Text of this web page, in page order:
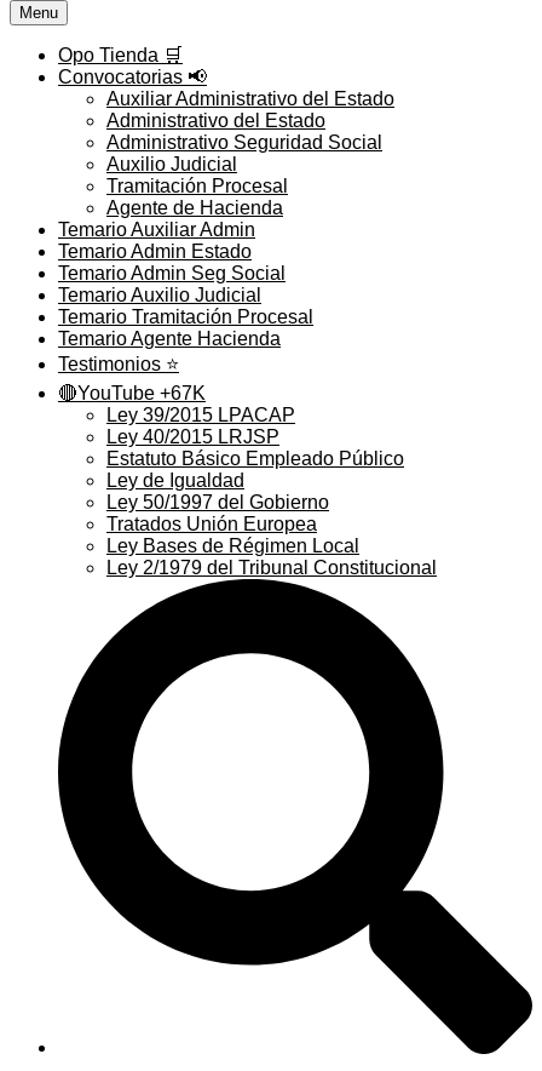
Menu
Opo Tienda 🛒
Convocatorias 📢
Auxiliar Administrativo del Estado
Administrativo del Estado
Administrativo Seguridad Social
Auxilio Judicial
Tramitación Procesal
Agente de Hacienda
Temario Auxiliar Admin
Temario Admin Estado
Temario Admin Seg Social
Temario Auxilio Judicial
Temario Tramitación Procesal
Temario Agente Hacienda
Testimonios ⭐️
🔴YouTube +67K
Ley 39/2015 LPACAP
Ley 40/2015 LRJSP
Estatuto Básico Empleado Público
Ley de Igualdad
Ley 50/1997 del Gobierno
Tratados Unión Europea
Ley Bases de Régimen Local
Ley 2/1979 del Tribunal Constitucional